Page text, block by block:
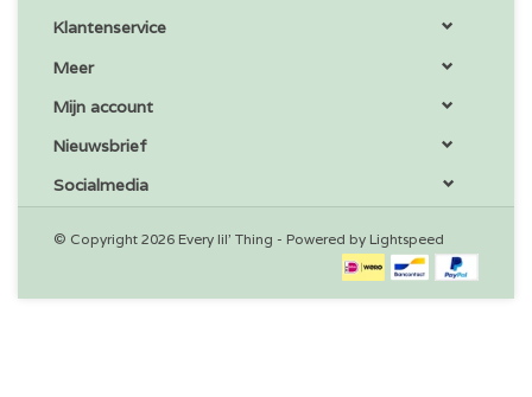
Klantenservice
Meer
Mijn account
Nieuwsbrief
Socialmedia
© Copyright 2026 Every lil' Thing - Powered by Lightspeed